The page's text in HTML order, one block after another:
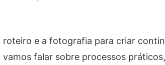
e a fotografia para criar
falar sobre processos